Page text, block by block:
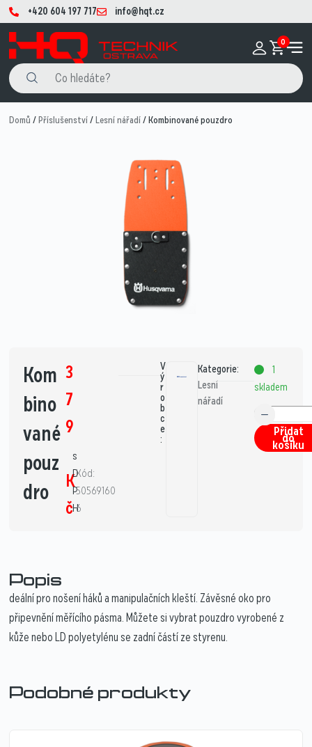
+420 604 197 717 info@hqt.cz
0
Domů /Příslušenství/Lesní nářadí/ Kombinované pouzdro
Kom
bino
vané
pouz
dro
3
7
9
K
č
s
D
P
H
Kód:
50569160
6
V
ý
r
o
b
c
e
:
Kategorie:
Lesní
nářadí
1
skladem
Přidat
do
košíku
Popis
deální pro nošení háků a manipulačních kleští. Závěsné oko pro
připevnění měřícího pásma. Můžete si vybrat pouzdro vyrobené z
kůže nebo LD polyetylénu se zadní částí ze styrenu.
Podobné produkty